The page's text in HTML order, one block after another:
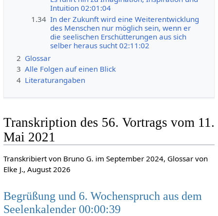
Intuition 02:01:04
1.34 In der Zukunft wird eine Weiterentwicklung
des Menschen nur möglich sein, wenn er
die seelischen Erschütterungen aus sich
selber heraus sucht 02:11:02
2 Glossar
3 Alle Folgen auf einen Blick
4 Literaturangaben
Transkription des 56. Vortrags vom 11.
Mai 2021
Transkribiert von Bruno G. im September 2024, Glossar von
Elke J., August 2026
Begrüßung und 6. Wochenspruch aus dem
Seelenkalender 00:00:39